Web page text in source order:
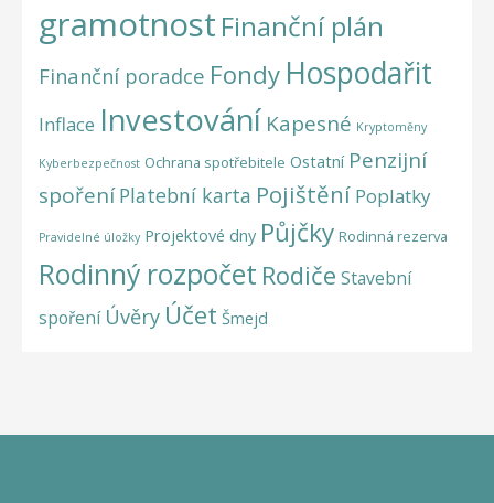
gramotnost Finanční plán
Finanční poradce Fondy Hospodařit
Inflace Investování Kapesné Kryptoměny
Kyberbezpečnost Ochrana spotřebitele Ostatní Penzijní
spoření Platební karta Pojištění Poplatky
Pravidelné úložky Projektové dny Půjčky Rodinná rezerva
Rodinný rozpočet Rodiče Stavební
spoření Úvěry Účet Šmejd